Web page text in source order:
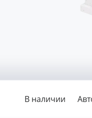
В наличии